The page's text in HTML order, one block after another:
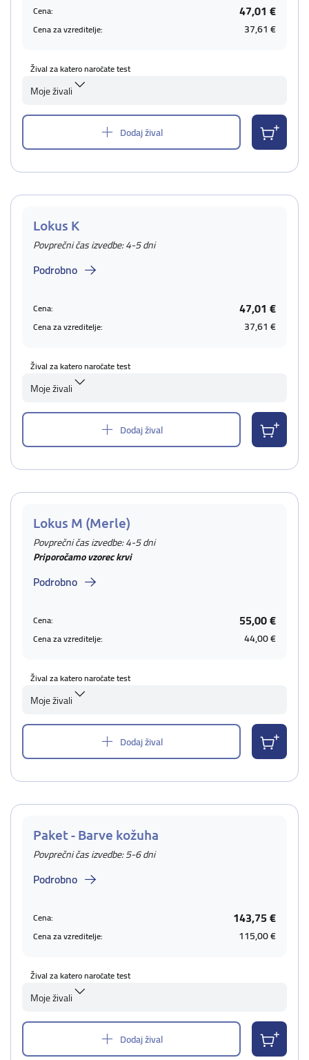
Cena: 47,01 €
Cena za vzreditelje: 37,61 €
Žival za katero naročate test
Moje živali
Dodaj žival
Lokus K
Povprečni čas izvedbe: 4-5 dni
Podrobno
Cena: 47,01 €
Cena za vzreditelje: 37,61 €
Žival za katero naročate test
Moje živali
Dodaj žival
Lokus M (Merle)
Povprečni čas izvedbe: 4-5 dni
Priporočamo vzorec krvi
Podrobno
Cena: 55,00 €
Cena za vzreditelje: 44,00 €
Žival za katero naročate test
Moje živali
Dodaj žival
Paket - Barve kožuha
Povprečni čas izvedbe: 5-6 dni
Podrobno
Cena: 143,75 €
Cena za vzreditelje: 115,00 €
Žival za katero naročate test
Moje živali
Dodaj žival